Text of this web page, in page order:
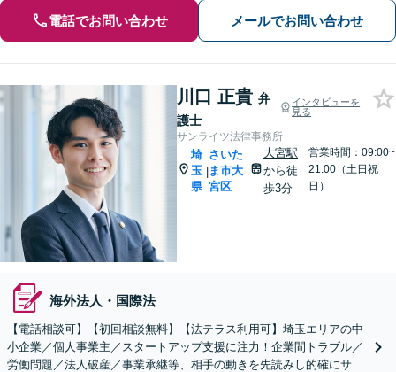
電話でお問い合わせ メールでお問い合わせ
川口 正貴 弁
護士
インタビューを
見る
サンライツ法律事務所
埼
玉
県
|
さいた
ま市大
宮区
大宮駅
から徒
歩3分
営業時間：09:00~
21:00（土日祝
日）
海外法人・国際法
【電話相談可】【初回相談無料】【法テラス利用可】埼玉エリアの中
小企業／個人事業主／スタートアップ支援に注力！企業間トラブル／
労働問題／法人破産／事業承継等、相手の動きを先読みし的確にサポ